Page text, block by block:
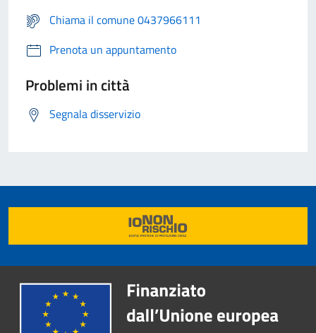
Chiama il comune 0437966111
Prenota un appuntamento
Problemi in città
Segnala disservizio